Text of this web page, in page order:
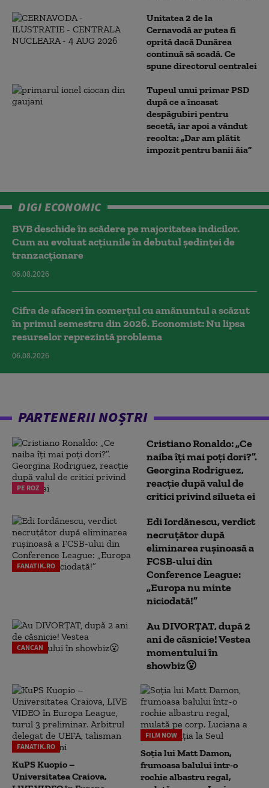
Unitatea 2 de la
Cernavodă ar putea fi
oprită dacă Dunărea
continuă să scadă. Ce
spune directorul centralei
Tupeul unui primar PSD
după ce a încasat
despăgubiri pentru
secetă, iar apoi a vândut
recolta: „Dar am plătit
impozit pentru banii ăia”
DIGI ECONOMIC
BVB deschide în scădere pe majoritatea indicilor.
Cum au evoluat acțiunile în debutul ședinței de
tranzacționare
06.08.2026
Cifra de afaceri în comerțul cu amănuntul a scăzut
în primul semestru din 2026. Economist: Nu lipsa
resurselor reprezintă problema
06.08.2026
PARTENERII NOȘTRI
PE ROZ
Cristiano Ronaldo: „Ce
naiba îți mai poți dori?”.
Georgina Rodriguez,
reacție după valul de
critici privind silueta ei
FANATIK.RO
Edi Iordănescu, verdict
necruțător după
eliminarea rușinoasă a
FCSB-ului din
Conference League:
„Europa nu minte
niciodată!”
CANCAN
Au DIVORȚAT, după 2
ani de căsnicie! Vestea
momentului în
showbiz😮
FANATIK.RO
KuPS Kuopio –
Universitatea Craiova,
FILM NOW
Soția lui Matt Damon,
frumoasa balului într-o
rochie albastru regal,